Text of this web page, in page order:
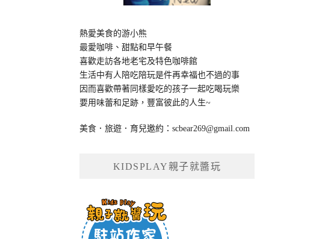
熱愛美食的游小熊
最愛咖啡、甜點和早午餐
喜歡走訪各地老宅及特色咖啡館
生活中有人陪吃陪玩是件再幸福也不過的事
因而喜歡帶著同樣愛吃的孩子一起吃喝玩樂
要用味蕾和足跡，豐富彼此的人生~
美食．旅遊．育兒邀約：scbear269@gmail.com
KIDSPLAY親子就醬玩